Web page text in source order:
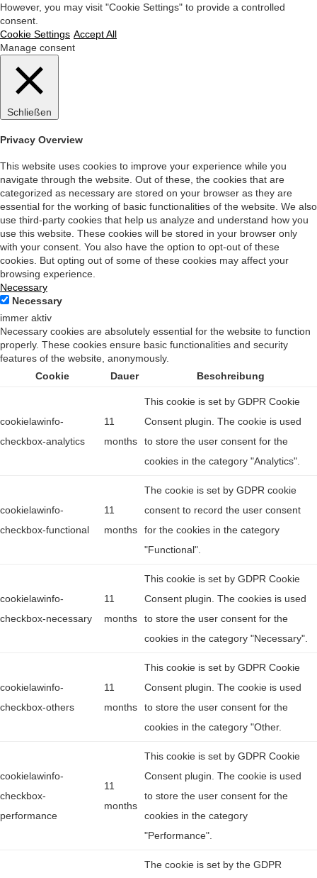
However, you may visit "Cookie Settings" to provide a controlled
consent.
Cookie Settings Accept All
Manage consent
Schließen
Privacy Overview
This website uses cookies to improve your experience while you
navigate through the website. Out of these, the cookies that are
categorized as necessary are stored on your browser as they are
essential for the working of basic functionalities of the website. We also
use third-party cookies that help us analyze and understand how you
use this website. These cookies will be stored in your browser only
with your consent. You also have the option to opt-out of these
cookies. But opting out of some of these cookies may affect your
browsing experience.
Necessary
Necessary
immer aktiv
Necessary cookies are absolutely essential for the website to function
properly. These cookies ensure basic functionalities and security
features of the website, anonymously.
Cookie
Dauer Beschreibung
cookielawinfo-
checkbox-analytics
11
months
This cookie is set by GDPR Cookie
Consent plugin. The cookie is used
to store the user consent for the
cookies in the category "Analytics".
cookielawinfo-
checkbox-functional
11
months
The cookie is set by GDPR cookie
consent to record the user consent
for the cookies in the category
"Functional".
cookielawinfo-
checkbox-necessary
11
months
This cookie is set by GDPR Cookie
Consent plugin. The cookies is used
to store the user consent for the
cookies in the category "Necessary".
cookielawinfo-
checkbox-others
11
months
This cookie is set by GDPR Cookie
Consent plugin. The cookie is used
to store the user consent for the
cookies in the category "Other.
cookielawinfo-
checkbox-
performance
11
months
This cookie is set by GDPR Cookie
Consent plugin. The cookie is used
to store the user consent for the
cookies in the category
"Performance".
The cookie is set by the GDPR